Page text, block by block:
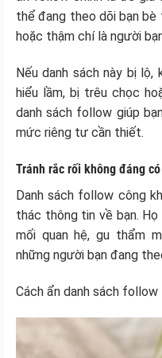
thể đang theo dõi bạn
hoặc thậm chí là người
Nếu danh sách này bị
hiểu lầm, bị trêu chọc
danh sách follow giúp
mức riêng tư cần thiết.
Tránh rắc rối không đáng có
Danh sách follow công
thác thông tin về bạn.
mối quan hệ, gu thẩm
những người bạn đang
Cách ẩn danh sách